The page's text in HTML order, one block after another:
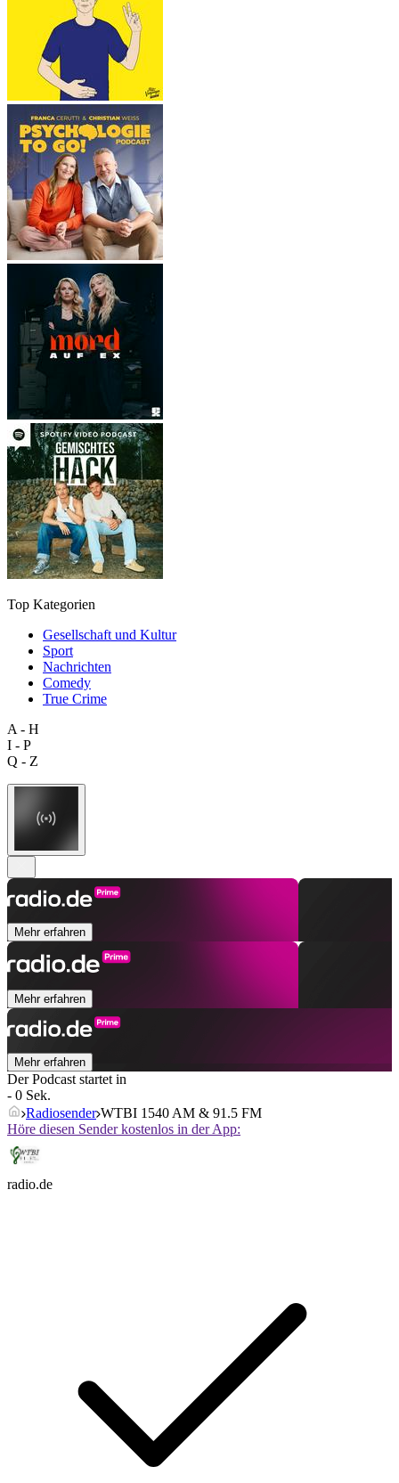
Top Kategorien
Gesellschaft und Kultur
Sport
Nachrichten
Comedy
True Crime
A - H
I - P
Q - Z
Mehr erfahren
Mehr erfahren
Mehr erfahren
Der Podcast startet in
- 0 Sek.
Radiosender WTBI 1540 AM & 91.5 FM
Höre diesen Sender kostenlos in der App:
radio.de